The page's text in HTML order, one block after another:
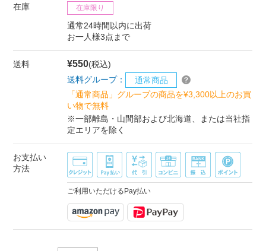
在庫 在庫限り
通常24時間以内に出荷
お一人様3点まで
送料 ¥550(税込)
送料グループ：
通常商品
「通常商品」グループの商品を¥3,300以上のお買
い物で無料
※一部離島・山間部および北海道、または当社指
定エリアを除く
お支払い
方法
ご利用いただけるPay払い